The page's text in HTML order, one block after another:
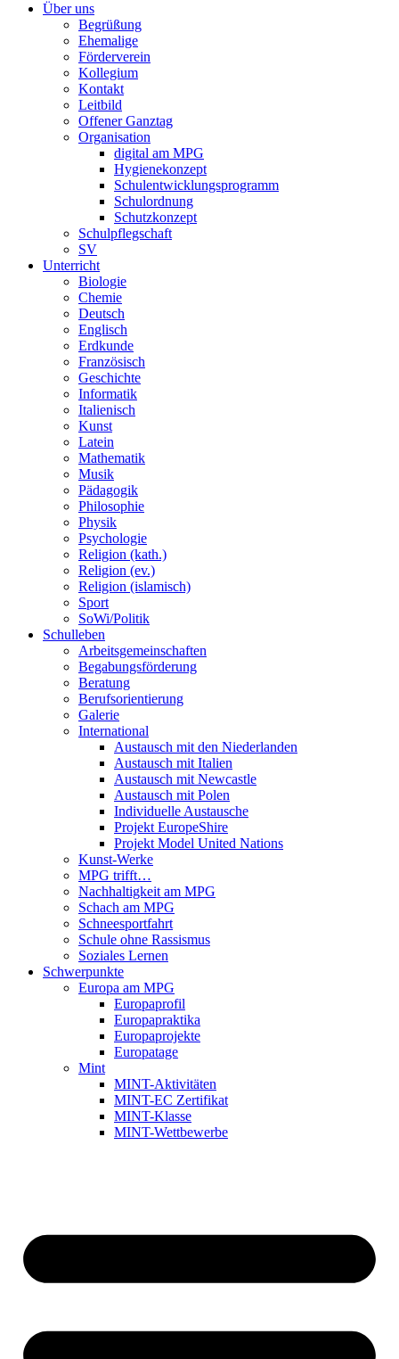
Über uns
Begrüßung
Ehemalige
Förderverein
Kollegium
Kontakt
Leitbild
Offener Ganztag
Organisation
digital am MPG
Hygienekonzept
Schulentwicklungsprogramm
Schulordnung
Schutzkonzept
Schulpflegschaft
SV
Unterricht
Biologie
Chemie
Deutsch
Englisch
Erdkunde
Französisch
Geschichte
Informatik
Italienisch
Kunst
Latein
Mathematik
Musik
Pädagogik
Philosophie
Physik
Psychologie
Religion (kath.)
Religion (ev.)
Religion (islamisch)
Sport
SoWi/Politik
Schulleben
Arbeitsgemeinschaften
Begabungsförderung
Beratung
Berufsorientierung
Galerie
International
Austausch mit den Niederlanden
Austausch mit Italien
Austausch mit Newcastle
Austausch mit Polen
Individuelle Austausche
Projekt EuropeShire
Projekt Model United Nations
Kunst-Werke
MPG trifft…
Nachhaltigkeit am MPG
Schach am MPG
Schneesportfahrt
Schule ohne Rassismus
Soziales Lernen
Schwerpunkte
Europa am MPG
Europaprofil
Europapraktika
Europaprojekte
Europatage
Mint
MINT-Aktivitäten
MINT-EC Zertifikat
MINT-Klasse
MINT-Wettbewerbe